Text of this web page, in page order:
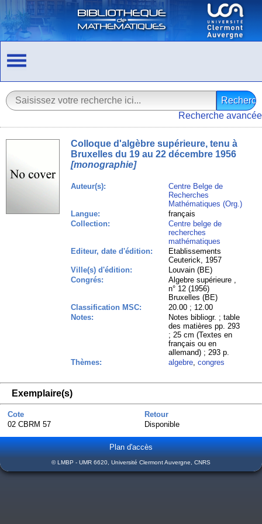
Recherche avancée
Colloque d'algèbre supérieure, tenu à
Bruxelles du 19 au 22 décembre 1956
[monographie]
Auteur(s):
Centre Belge de
Recherches
Mathématiques (Org.)
Langue:
français
Collection:
Centre belge de
recherches
mathématiques
Editeur, date d'édition:
Etablissements
Ceuterick, 1957
Ville(s) d'édition:
Louvain (BE)
Congrés:
Algebre supérieure ,
n° 12 (1956)
Bruxelles (BE)
Classification MSC:
20.00 ; 12.00
Notes:
Notes bibliogr. ; table
des matières pp. 293
; 25 cm (Textes en
français ou en
allemand) ; 293 p.
Thèmes:
algebre,congres
Exemplaire(s)
Cote
Retour
02 CBRM 57
Disponible
Plan d'accès
© LMBP - UMR 6620, Université Clermont Auvergne, CNRS